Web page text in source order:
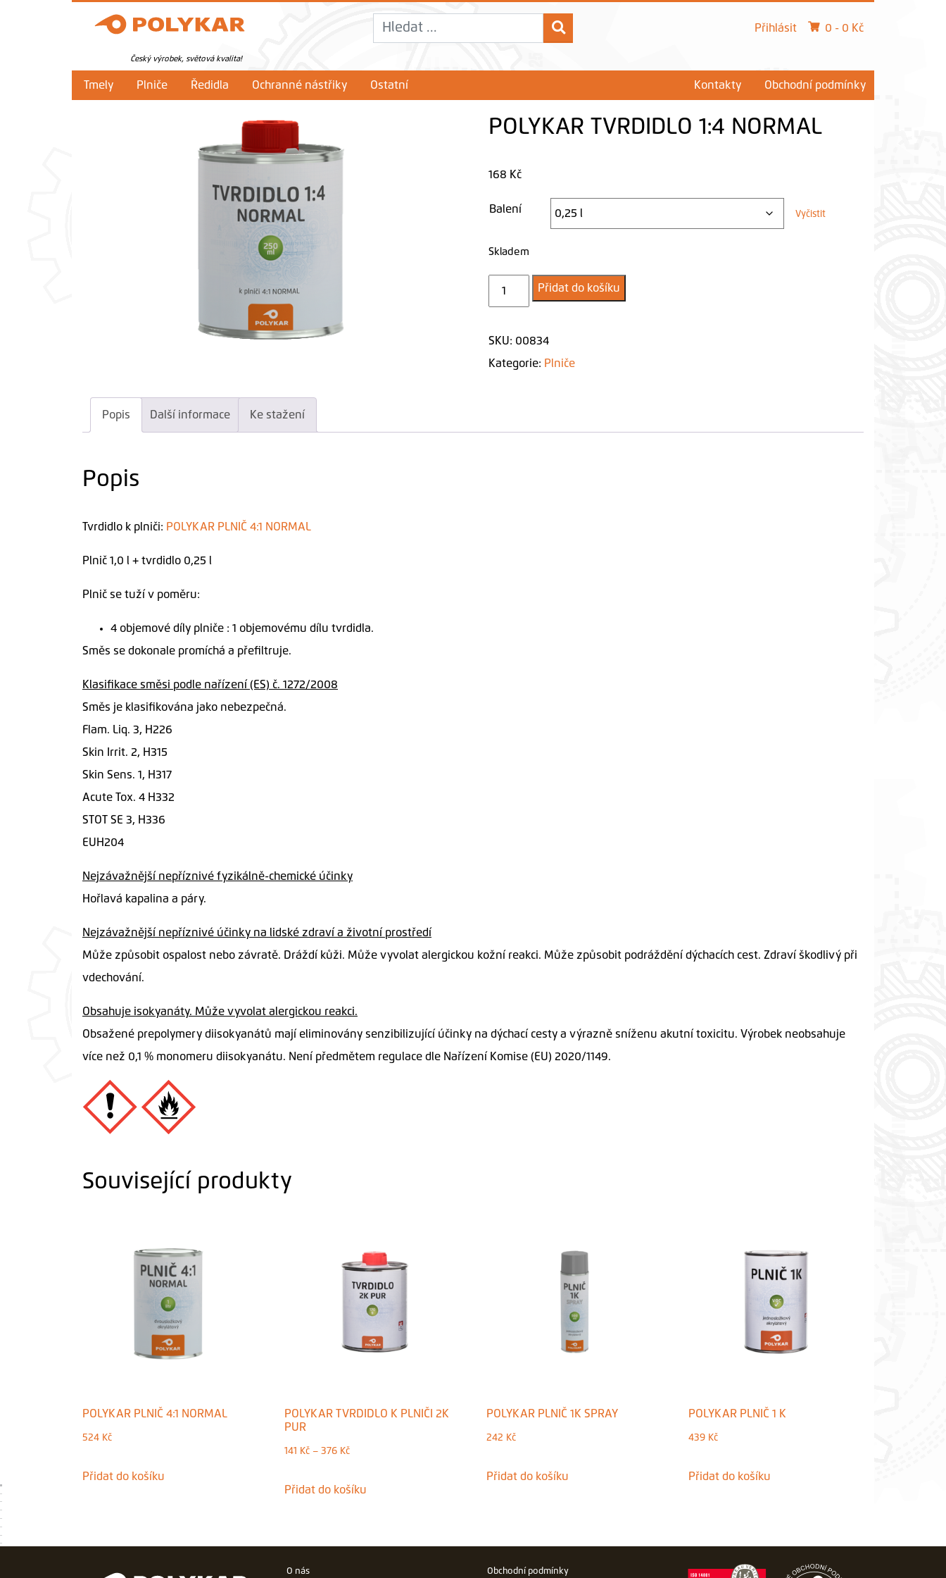
Český výrobek, světová kvalita!
Přihlásit 0 - 0 Kč
Tmely Plniče Ředidla Ochranné nástřiky Ostatní Kontakty Obchodní podmínky
POLYKAR TVRDIDLO 1:4 NORMAL
168 Kč
Balení Vyčistit
Skladem
POLYKAR
TVRDIDLO
Přidat do košíku
SKU: 00834
Kategorie: Plniče
Popis Další informace Ke stažení
Popis
Tvrdidlo k plniči: POLYKAR PLNIČ 4:1 NORMAL
Plnič 1,0 l + tvrdidlo 0,25 l
Plnič se tuží v poměru:
4 objemové díly plniče : 1 objemovému dílu tvrdidla.
Směs se dokonale promíchá a přefiltruje.
Klasifikace směsi podle nařízení (ES) č. 1272/2008
Směs je klasifikována jako nebezpečná.
Flam. Liq. 3, H226
Skin Irrit. 2, H315
Skin Sens. 1, H317
Acute Tox. 4 H332
STOT SE 3, H336
EUH204
Nejzávažnější nepříznivé fyzikálně-chemické účinky
Hořlavá kapalina a páry.
Nejzávažnější nepříznivé účinky na lidské zdraví a životní prostředí
Může způsobit ospalost nebo závratě. Dráždí kůži. Může vyvolat alergickou kožní reakci. Může způsobit podráždění dýchacích cest. Zdraví škodlivý při
vdechování.
Obsahuje isokyanáty. Může vyvolat alergickou reakci.
Obsažené prepolymery diisokyanátů mají eliminovány senzibilizující účinky na dýchací cesty a výrazně sníženu akutní toxicitu. Výrobek neobsahuje
více než 0,1 % monomeru diisokyanátu. Není předmětem regulace dle Nařízení Komise (EU) 2020/1149.
Související produkty
POLYKAR PLNIČ 4:1 NORMAL
524 Kč
Přidat do košíku
POLYKAR TVRDIDLO K PLNIČI 2K
PUR
141 Kč – 376 KčRozpětí
141 Kč
Přidat do košíku
více
POLYKAR PLNIČ 1K SPRAY
242 Kč
Přidat do košíku
POLYKAR PLNIČ 1 K
439 Kč
Přidat do košíku
O nás Obchodní podmínky